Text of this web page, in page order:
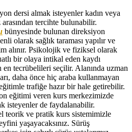
dersi almak isteyenler kadın veya
tercihte bulunabilir.
bünyesinde bulunan direksiyon
olarak sağlık taraması yapılır ve
alınır. Psikolojik ve fiziksel olarak
bir olaya intikal eden kaydı
en tecrübelileri seçilir. Alanında uzman
daha önce hiç araba kullanmayan
trafiğe hazır bir hale getirebilir.
eğitimi veren kurs merkezimizde
isteyenler de faydalanabilir.
ve pratik kurs sistemimizle
yaşayacaksınız. Sürüş